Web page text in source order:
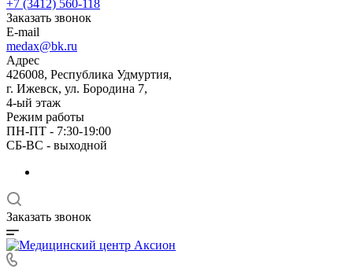
+7 (3412) 560-118
Заказать звонок
E-mail
medax@bk.ru
Адрес
426008, Республика Удмуртия,
г. Ижевск, ул. Бородина 7,
4-ый этаж
Режим работы
ПН-ПТ - 7:30-19:00
СБ-ВС - выходной
Заказать звонок